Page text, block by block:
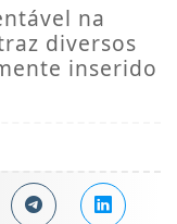
na
diversos
inserido